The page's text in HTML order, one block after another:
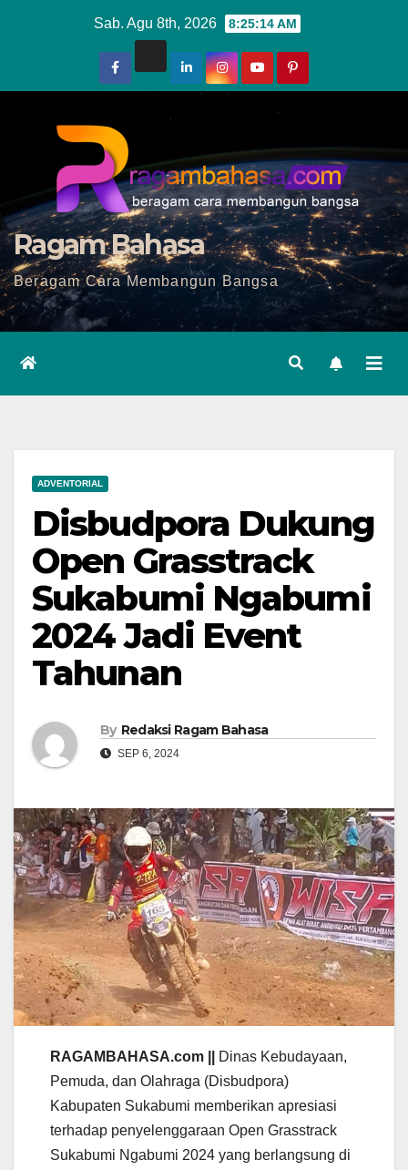
Sab. Agu 8th, 2026 8:25:16 AM
Ragam Bahasa
Beragam Cara Membangun Bangsa
ADVENTORIAL
Disbudpora Dukung
Open Grasstrack
Sukabumi Ngabumi
2024 Jadi Event
Tahunan
By Redaksi Ragam Bahasa
SEP 6, 2024
RAGAMBAHASA.com ||
Dinas Kebudayaan,
Pemuda, dan Olahraga (Disbudpora)
Kabupaten Sukabumi memberikan apresiasi
terhadap penyelenggaraan Open Grasstrack
Sukabumi Ngabumi 2024 yang berlangsung di